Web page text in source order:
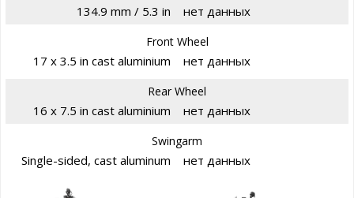
134.9 mm / 5.3 in нет данных
Front Wheel
17 x 3.5 in cast aluminium нет данных
Rear Wheel
16 x 7.5 in cast aluminium нет данных
Swingarm
Single-sided, cast aluminum нет данных